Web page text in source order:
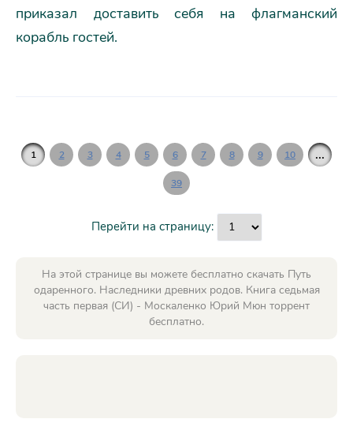
приказал доставить себя на флагманский
корабль гостей.
1 2 3 4 5 6 7 8 9 10 ...
39
Перейти на страницу:
На этой странице вы можете бесплатно скачать Путь
одаренного. Наследники древних родов. Книга седьмая
часть первая (СИ) - Москаленко Юрий Мюн торрент
бесплатно.